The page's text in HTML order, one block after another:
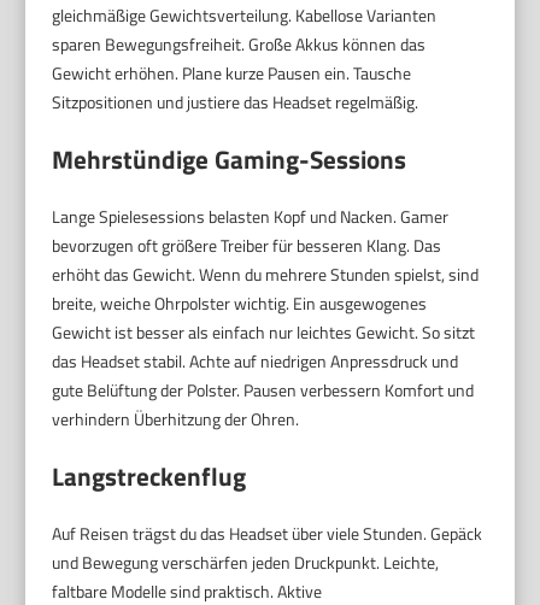
gleichmäßige Gewichtsverteilung. Kabellose Varianten
sparen Bewegungsfreiheit. Große Akkus können das
Gewicht erhöhen. Plane kurze Pausen ein. Tausche
Sitzpositionen und justiere das Headset regelmäßig.
Mehrstündige Gaming-Sessions
Lange Spielesessions belasten Kopf und Nacken. Gamer
bevorzugen oft größere Treiber für besseren Klang. Das
erhöht das Gewicht. Wenn du mehrere Stunden spielst, sind
breite, weiche Ohrpolster wichtig. Ein ausgewogenes
Gewicht ist besser als einfach nur leichtes Gewicht. So sitzt
das Headset stabil. Achte auf niedrigen Anpressdruck und
gute Belüftung der Polster. Pausen verbessern Komfort und
verhindern Überhitzung der Ohren.
Langstreckenflug
Auf Reisen trägst du das Headset über viele Stunden. Gepäck
und Bewegung verschärfen jeden Druckpunkt. Leichte,
faltbare Modelle sind praktisch. Aktive